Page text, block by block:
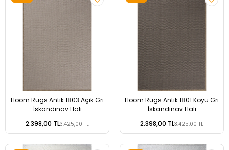
Hoom Rugs Antik 1803 Açık Gri
İskandinav Halı
2.398,00 TL3.425,00 TL
Hoom Rugs Antik 1801 Koyu Gri
İskandinav Halı
2.398,00 TL3.425,00 TL